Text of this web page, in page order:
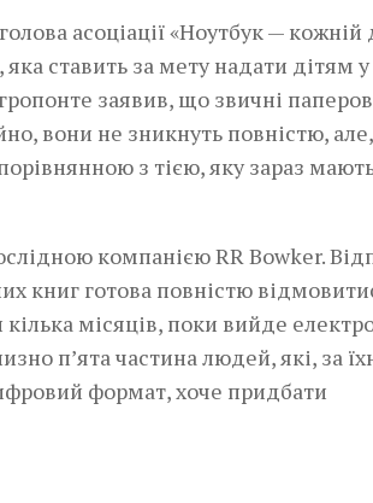
асоціації «Ноутбук — кожній
ставить за мету надати дітям у
заявив, що звичні
вони не зникнуть повністю,
з тією, яку зараз
компанією RR Bowker.
книг готова повністю
місяців, поки вийде
п’ята частина людей, які, за
формат, хоче придбати